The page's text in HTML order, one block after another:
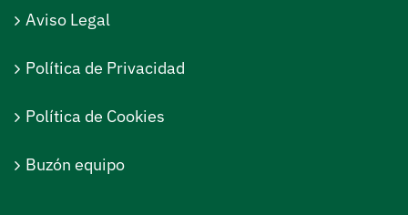
Aviso Legal
Política de Privacidad
Política de Cookies
Buzón equipo